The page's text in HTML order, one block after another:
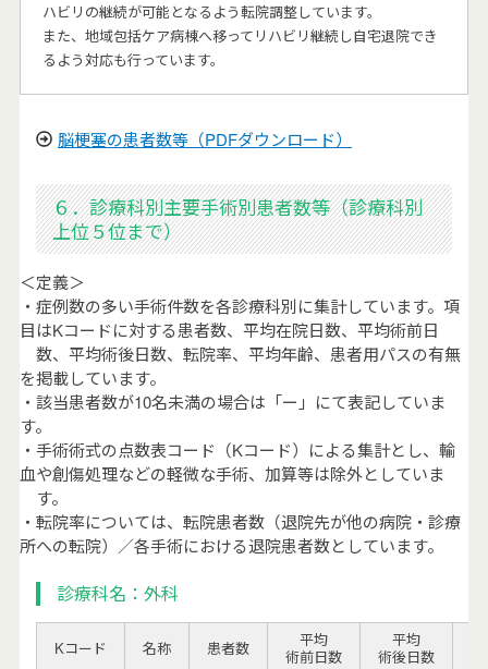
ハビリの継続が可能となるよう転院調整しています。
また、地域包括ケア病棟へ移ってリハビリ継続し自宅退院でき
るよう対応も行っています。
脳梗塞の患者数等（PDFダウンロード）
６．診療科別主要手術別患者数等（診療科別
上位５位まで）
＜定義＞
・症例数の多い手術件数を各診療科別に集計しています。項
目はKコードに対する患者数、平均在院日数、平均術前日
数、平均術後日数、転院率、平均年齢、患者用パスの有無
を掲載しています。
・該当患者数が10名未満の場合は「ー」にて表記していま
す。
・手術術式の点数表コード（Kコード）による集計とし、輸
血や創傷処理などの軽微な手術、加算等は除外としていま
す。
・転院率については、転院患者数（退院先が他の病院・診療
所への転院）／各手術における退院患者数としています。
診療科名：外科
Kコード 名称 患者数
平均
術前日数
平均
術後日数